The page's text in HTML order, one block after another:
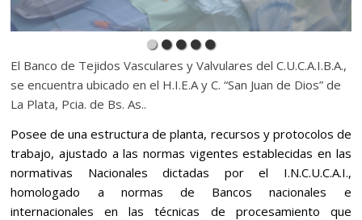
El Banco de Tejidos Vasculares y Valvulares del C.U.C.A.I.B.A.,
se encuentra ubicado en el H.I.E.A y C. “San Juan de Dios” de
La Plata, Pcia. de Bs. As..
Posee de una estructura de planta, recursos y protocolos de
trabajo, ajustado a las normas vigentes establecidas en las
normativas Nacionales dictadas por el I.N.C.U.C.A.I.,
homologado a normas de Bancos nacionales e
internacionales en las técnicas de procesamiento que